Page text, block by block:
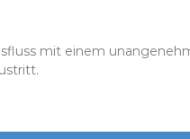
mit einem